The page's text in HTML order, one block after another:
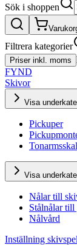
Sök i shoppen
Filtrera kategorier
Priser inkl. moms
FYND
Skivor
Visa
Pickuper
Tonarmsskal
Visa
Nålar till
Stålnålar
Nålvård
Inställning